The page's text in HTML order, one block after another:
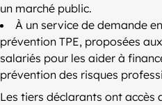
un marché public.
À un service de demande
prévention TPE, proposées
salariés pour les aider à
prévention des risques
Les tiers déclarants ont accès